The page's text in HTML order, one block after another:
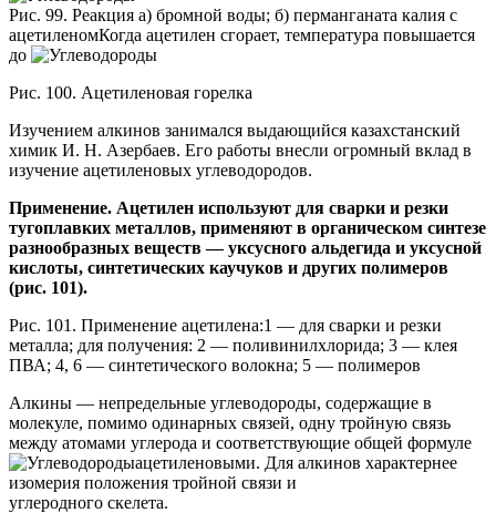
Рис. 99. Реакция а) бромной воды; б) перманганата калия с
ацетиленомКогда ацетилен сгорает, температура повышается
до
Рис. 100. Ацетиленовая горелка
Изучением алкинов занимался выдающийся казахстанский
химик И. Н. Азербаев. Его работы внесли огромный вклад в
изучение ацетиленовых углеводородов.
Применение. Ацетилен используют для сварки и резки
тугоплавких металлов, применяют в органическом синтезе
разнообразных веществ — уксусного альдегида и уксусной
кислоты, синтетических каучуков и других полимеров
(рис. 101).
Рис. 101. Применение ацетилена:1 — для сварки и резки
металла; для получения: 2 — поливинилхлорида; 3 — клея
ПВА; 4, 6 — синтетического волокна; 5 — полимеров
Алкины — непредельные углеводороды, содержащие в
молекуле, помимо одинарных связей, одну тройную связь
между атомами углерода и соответствующие общей формуле
ацетиленовыми. Для алкинов характернее
изомерия положения тройной связи и
углеродного скелета.